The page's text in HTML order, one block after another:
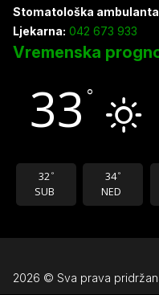
Stomatološka
Ljekarna: 042 673 933
Vremenska
33 °
32 °
SUB
34 °
NED
2026 © Sva prava